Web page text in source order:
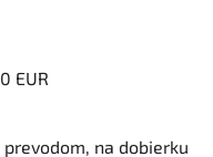
EUR
na dobierku